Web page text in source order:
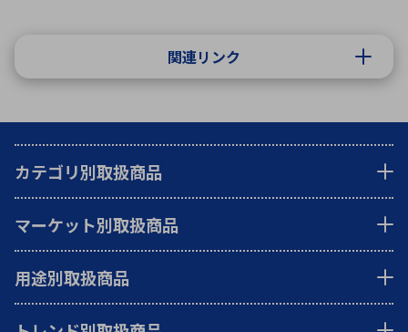
関連リンク
カテゴリ別取扱商品
マーケット別取扱商品
用途別取扱商品